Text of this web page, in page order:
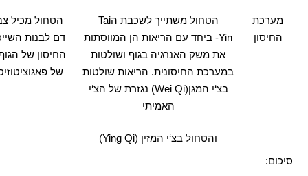
מערכת
החיסון
הטחול משתייך לשכבת הTai
Yin- ביחד עם הריאות הן המווסתות
את משק האנרגיה בגוף ושולטות
במערכת החיסונית. הריאות שולטות
בצ‘י המגן(Wei Qi) נגזרת של הצ‘י
האמיתי
והטחול בצ‘י המזין (
Ying Qi)
הטחול מכיל
דם לבנות
החיסון של
של
סיכום: